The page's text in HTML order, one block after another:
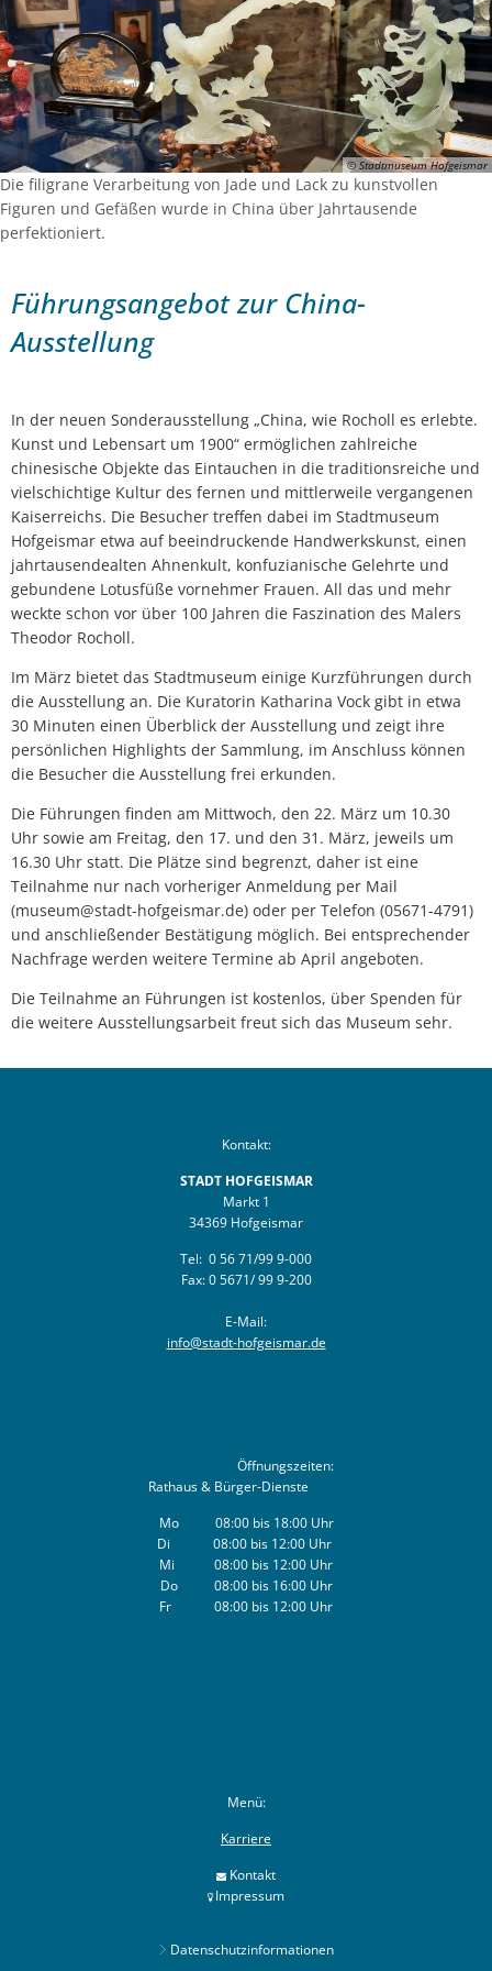
Bürgerversammlungen
Haushaltsplan & Jahresabschluss
KOMPaSS
Ortsrecht
Ratsinformation
Dorfgemeinschaftshäuser
Stagemobil
Wasseranalyse
Energieberatung
Städtische Gremien
Natur erleben
Schwimmbäder
Märchen & Sagen
Märchenakademie
Bauleitplanung
Planung & Bauen
Lokales Bündnis "Wir für Hofgeismar"
Bau & Gewerbeflächen
Stadtentwicklung
Klima & Umwelt
© Stadtmuseum Hofgeismar
Die filigrane Verarbeitung von Jade und Lack zu kunstvollen
Figuren und Gefäßen wurde in China über Jahrtausende
perfektioniert.
Führungsangebot zur China-
Ausstellung
In der neuen Sonderausstellung „China, wie Rocholl es erlebte.
Kunst und Lebensart um 1900“ ermöglichen zahlreiche
chinesische Objekte das Eintauchen in die traditionsreiche und
vielschichtige Kultur des fernen und mittlerweile vergangenen
Kaiserreichs. Die Besucher treffen dabei im Stadtmuseum
Hofgeismar etwa auf beeindruckende Handwerkskunst, einen
jahrtausendealten Ahnenkult, konfuzianische Gelehrte und
gebundene Lotusfüße vornehmer Frauen. All das und mehr
weckte schon vor über 100 Jahren die Faszination des Malers
Theodor Rocholl.
Im März bietet das Stadtmuseum einige Kurzführungen durch
die Ausstellung an. Die Kuratorin Katharina Vock gibt in etwa
30 Minuten einen Überblick der Ausstellung und zeigt ihre
persönlichen Highlights der Sammlung, im Anschluss können
die Besucher die Ausstellung frei erkunden.
Die Führungen finden am Mittwoch, den 22. März um 10.30
Uhr sowie am Freitag, den 17. und den 31. März, jeweils um
16.30 Uhr statt. Die Plätze sind begrenzt, daher ist eine
Teilnahme nur nach vorheriger Anmeldung per Mail
(museum@stadt-hofgeismar.de) oder per Telefon (05671-4791)
und anschließender Bestätigung möglich. Bei entsprechender
Nachfrage werden weitere Termine ab April angeboten.
Die Teilnahme an Führungen ist kostenlos, über Spenden für
die weitere Ausstellungsarbeit freut sich das Museum sehr.
Kontakt:
STADT HOFGEISMAR
Markt 1
34369 Hofgeismar
Tel: 0 56 71/99 9-000
Fax: 0 5671/ 99 9-200
E-Mail:
info@stadt-hofgeismar.de
Öffnungszeiten:
Rathaus & Bürger-Dienste
Mo 08:00 bis 18:00 Uhr
Di 08:00 bis 12:00 Uhr
Mi 08:00 bis 12:00 Uhr
Do 08:00 bis 16:00 Uhr
Fr 08:00 bis 12:00 Uhr
Menü:
Karriere
Kontakt
Impressum
Datenschutzinformationen